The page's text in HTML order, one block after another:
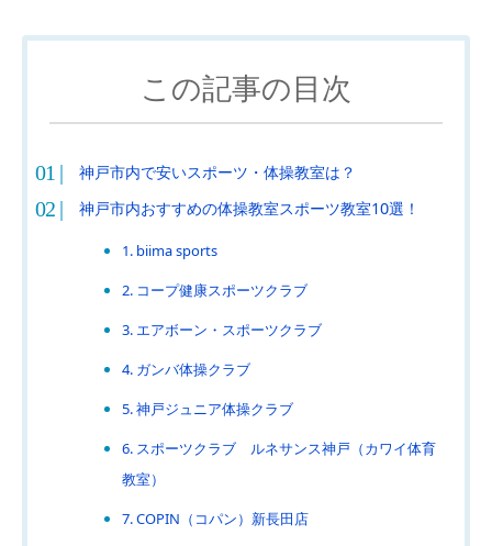
この記事の目次
神戸市内で安いスポーツ・体操教室は？
神戸市内おすすめの体操教室スポーツ教室10選！
1. biima sports
2. コープ健康スポーツクラブ
3. エアボーン・スポーツクラブ
4. ガンバ体操クラブ
5. 神戸ジュニア体操クラブ
6. スポーツクラブ ルネサンス神戸（カワイ体育
教室）
7. COPIN（コパン）新長田店